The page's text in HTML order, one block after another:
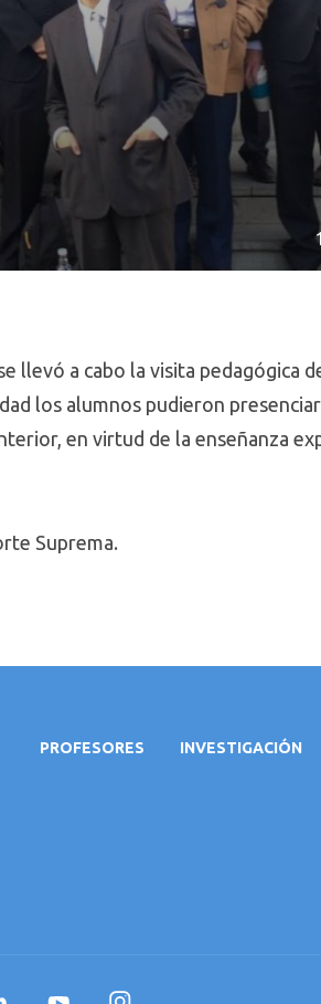
1
llevó a cabo la visita pedagógica
los alumnos pudieron
en virtud de la enseñanza
Suprema.
PROFESORES INVESTIGACIÓN